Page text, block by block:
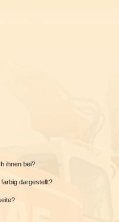
ihnen bei?
dargestellt?